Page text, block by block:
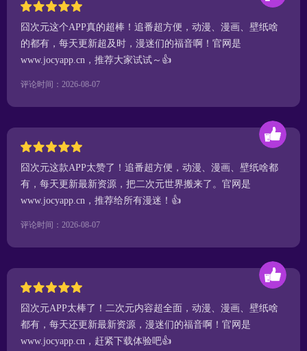
囧次元这个APP真的超棒！追番超方便，动漫、漫画、壁纸啥
的都有，每天更新超及时，漫迷们的福音啊！官网是
www.jocyapp.cn，推荐大家试试～👍
评论时间：2026-08-07
囧次元这款APP太赞了！追番超方便，动漫、漫画、壁纸啥都
有，每天更新最新资源，把二次元世界搬来了。官网是
www.jocyapp.cn，推荐给所有漫迷！👍
评论时间：2026-08-07
囧次元APP太棒了！二次元内容超全面，动漫、漫画、壁纸啥
都有，每天还更新最新资源，漫迷们的福音啊！官网是
www.jocyapp.cn，赶紧下载体验吧👍